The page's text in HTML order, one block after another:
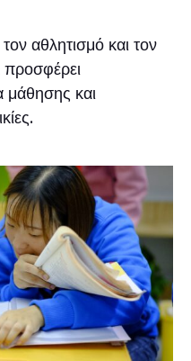
αθλητισμό και τον
μάθησης και